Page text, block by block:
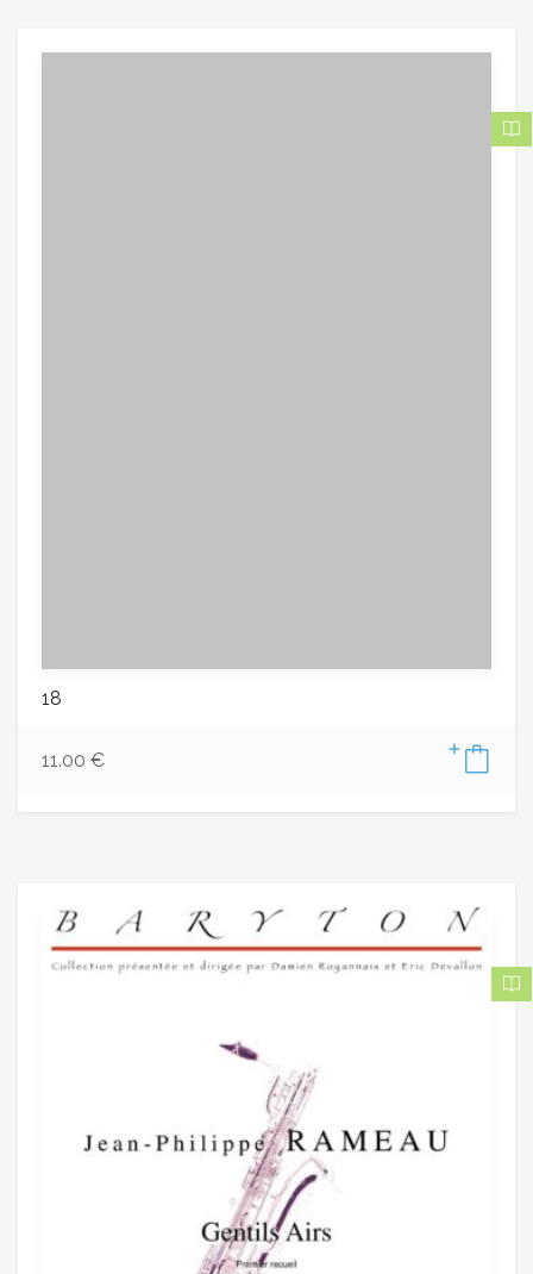
18
11.00 €